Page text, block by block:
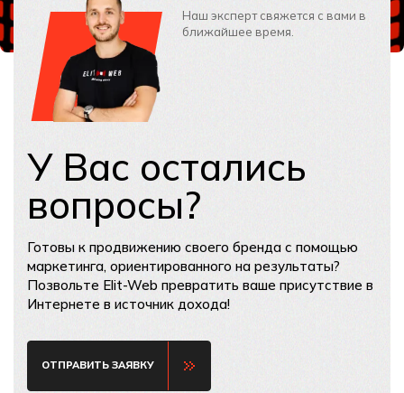
Наш эксперт свяжется с вами в
ближайшее время.
У Вас остались
вопросы?
Готовы к продвижению своего бренда с помощью
маркетинга, ориентированного на результаты?
Позвольте Elit-Web превратить ваше присутствие в
Интернете в источник дохода!
ОТПРАВИТЬ ЗАЯВКУ